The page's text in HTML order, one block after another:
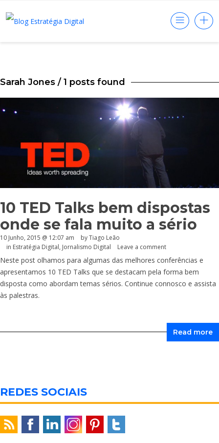
Sarah Jones / 1 posts found
10 TED Talks bem dispostas
onde se fala muito a sério
10 Junho, 2015 @ 12:07 am
by Tiago Leão
in Estratégia Digital, Jornalismo Digital Leave a comment
Neste post olhamos para algumas das melhores conferências e
apresentamos 10 TED Talks que se destacam pela forma bem
disposta como abordam temas sérios. Continue connosco e assista
às palestras.
Read more
REDES SOCIAIS